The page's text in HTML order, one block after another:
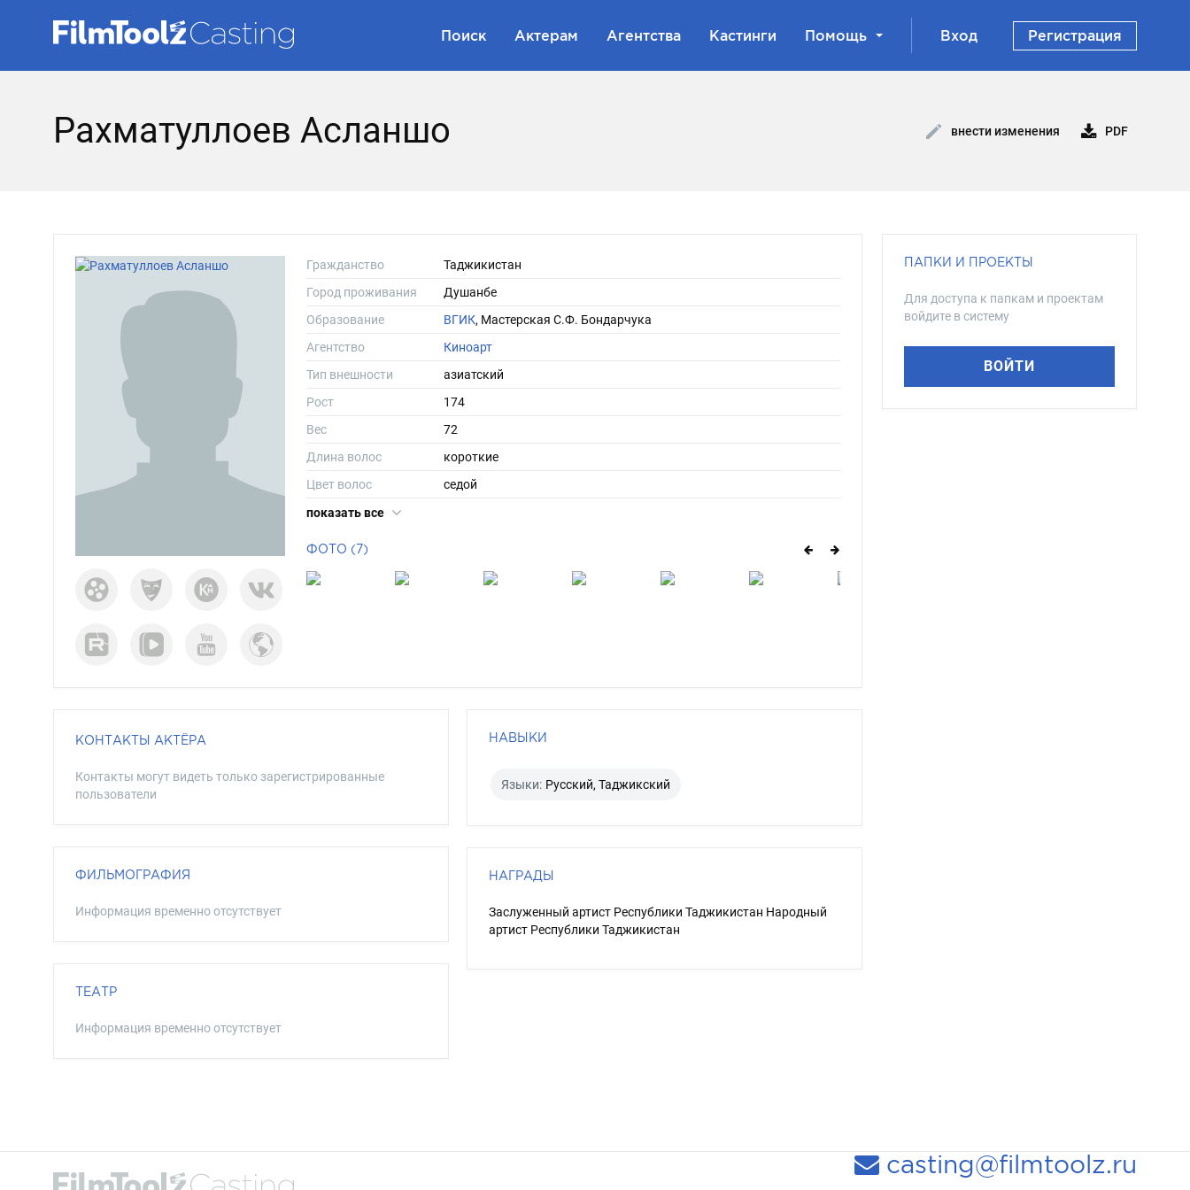
Поиск Актерам Агентства Кастинги Помощь Вход Регистрация
Рахматуллоев Асланшо внести изменения PDF
Гражданство
Таджикистан
Город проживания
Душанбе
Образование
ВГИК, Мастерская С.Ф. Бондарчука
Агентство
Киноарт
Тип внешности
азиатский
Рост
174
Вес
72
Длина волос
короткие
Цвет волос
седой
Цвет глаз
показать все
ФОТО (7)
КОНТАКТЫ АКТЁРА
Контакты могут видеть только зарегистрированные
пользователи
ФИЛЬМОГРАФИЯ
Информация временно отсутствует
ТЕАТР
Информация временно отсутствует
НАВЫКИ
Языки: Русский, Таджикский
НАГРАДЫ
Заслуженный артист Республики Таджикистан Народный
артист Республики Таджикистан
ПАПКИ И ПРОЕКТЫ
Для доступа к папкам и проектам
войдите в систему
ВОЙТИ
casting@filmtoolz.ru